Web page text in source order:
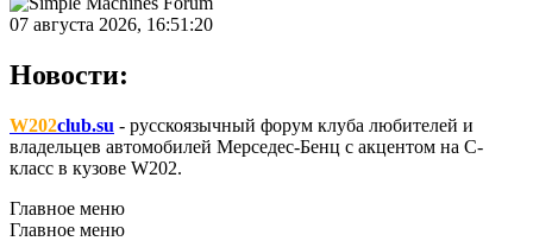
07 августа 2026, 16:51:20
Новости:
W202club.su - русскоязычный форум клуба любителей и
владельцев автомобилей Мерседес-Бенц с акцентом на C-
класс в кузове W202.
Главное меню
Главное меню